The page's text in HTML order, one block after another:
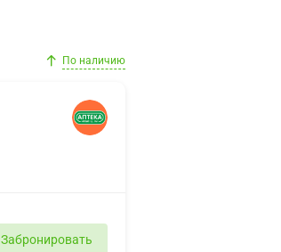
По наличию
Забронировать